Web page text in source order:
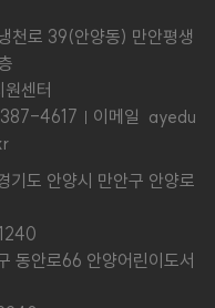
천로 39(안양동) 만안평생
센터
4617
이메일 ayedu
기도 안양시 만안구 안양로
동안로66 안양어린이도서